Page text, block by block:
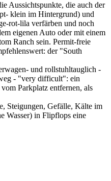
Aussichtspunkte, die auch der
klein im Hintergrund) und
rot-lila verfärben und noch
eigenen Auto oder mit einem
Ranch sein. Permit-freie
der "South
und rollstuhltauglich -
- "very difficult": ein
Parkplatz entfernen, als
Steigungen, Gefälle, Kälte im
Wasser) in Flipflops eine